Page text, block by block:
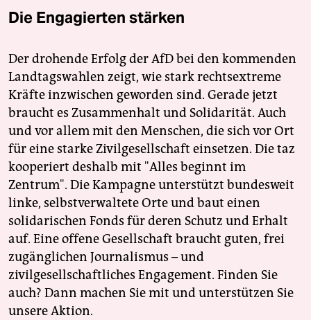
Die Engagierten stärken
Der drohende Erfolg der AfD bei den kommenden
Landtagswahlen zeigt, wie stark rechtsextreme
Kräfte inzwischen geworden sind. Gerade jetzt
braucht es Zusammenhalt und Solidarität. Auch
und vor allem mit den Menschen, die sich vor Ort
für eine starke Zivilgesellschaft einsetzen. Die taz
kooperiert deshalb mit "Alles beginnt im
Zentrum". Die Kampagne unterstützt bundesweit
linke, selbstverwaltete Orte und baut einen
solidarischen Fonds für deren Schutz und Erhalt
auf. Eine offene Gesellschaft braucht guten, frei
zugänglichen Journalismus – und
zivilgesellschaftliches Engagement. Finden Sie
auch? Dann machen Sie mit und unterstützen Sie
unsere Aktion.